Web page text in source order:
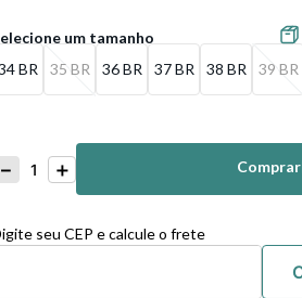
BR 35 BR 36 BR 37 BR 38 BR 39 BR
＋
－ Comprar
seu CEP e calcule o frete